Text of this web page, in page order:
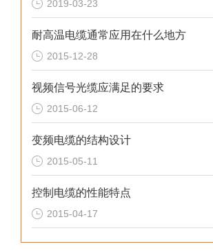
2019-03-23
耐高温电缆通常应用在什么地方
2015-12-28
视频信号光缆应满足的要求
2015-06-12
变频电缆的结构设计
2015-05-11
控制电缆的性能特点
2015-04-17